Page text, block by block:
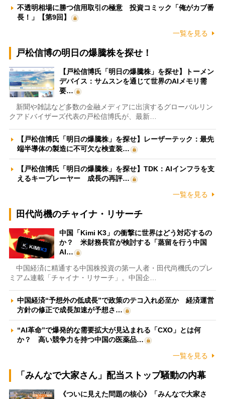
不透明相場に勝つ信用取引の極意 投資コミック「俺がカブ番
長！」【第9回】
一覧を見る
戸松信博の明日の爆騰株を探せ！
【戸松信博氏「明日の爆騰株」を探せ】トーメン
デバイス：サムスンを通じて世界のAIメモリ需
要…
新聞や雑誌など多数の金融メディアに出演するグローバルリン
クアドバイザーズ代表の戸松信博氏が、最新…
【戸松信博氏「明日の爆騰株」を探せ】レーザーテック：最先
端半導体の製造に不可欠な検査装…
【戸松信博氏「明日の爆騰株」を探せ】TDK：AIインフラを支
えるキープレーヤー 成長の再評…
一覧を見る
田代尚機のチャイナ・リサーチ
中国「Kimi K3」の衝撃に世界はどう対応するの
か？ 米財務長官が検討する「蒸留を行う中国
AI…
中国経済に精通する中国株投資の第一人者・田代尚機氏のプレ
ミアム連載「チャイナ・リサーチ」。中国企…
中国経済“予想外の低成長”で政策のテコ入れ必至か 経済運営
方針の修正で成長加速が予想さ…
“AI革命”で爆発的な需要拡大が見込まれる「CXO」とは何
か？ 高い競争力を持つ中国の医薬品…
一覧を見る
「みんなで大家さん」配当ストップ騒動の内幕
《ついに見えた問題の核心》「みんなで大家さ